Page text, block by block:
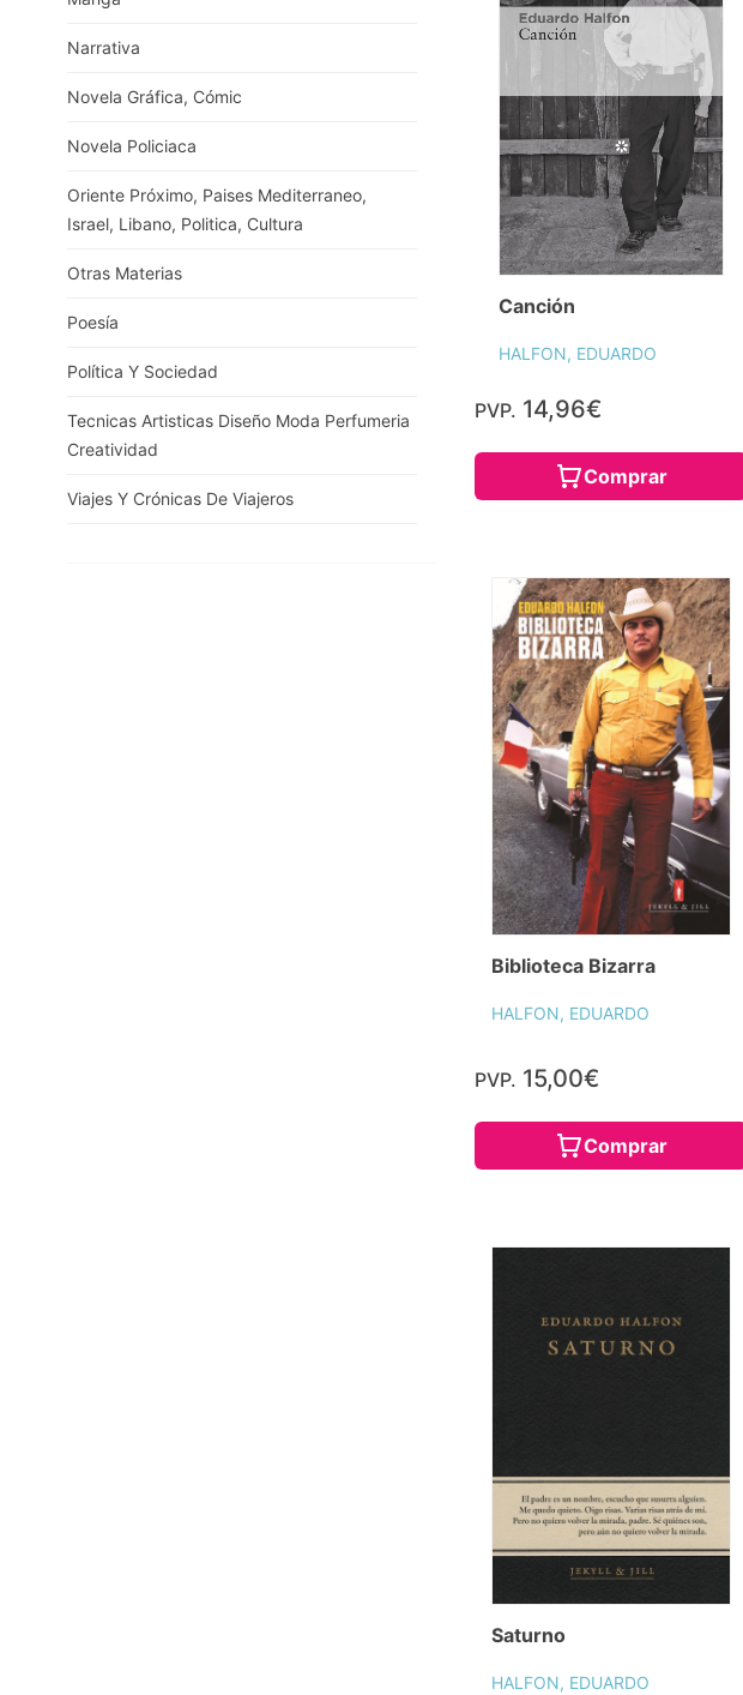
Narrativa
Novela Gráfica, Cómic
Novela Policiaca
Oriente Próximo, Paises Mediterraneo,
Israel, Libano, Politica, Cultura
Otras Materias
Poesía
Política Y Sociedad
Tecnicas Artisticas Diseño Moda Perfumeria
Creatividad
Viajes Y Crónicas De Viajeros
Canción
HALFON, EDUARDO
PVP. 14,96€
Comprar
Biblioteca Bizarra
HALFON, EDUARDO
PVP. 15,00€
Comprar
Saturno
HALFON, EDUARDO